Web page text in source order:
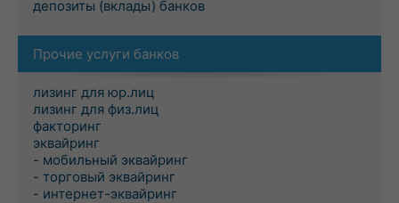
депозиты (вклады) банков
Прочие услуги банков
лизинг для юр.лиц
лизинг для физ.лиц
факторинг
эквайринг
- мобильный эквайринг
- торговый эквайринг
- интернет-эквайринг